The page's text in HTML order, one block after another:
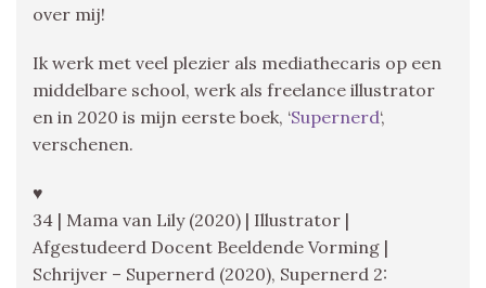
over mij!
Ik werk met veel plezier als mediathecaris op een
middelbare school, werk als freelance illustrator
en in 2020 is mijn eerste boek, ‘Supernerd‘,
verschenen.
♥
34 | Mama van Lily (2020) | Illustrator |
Afgestudeerd Docent Beeldende Vorming |
Schrijver – Supernerd (2020), Supernerd 2: